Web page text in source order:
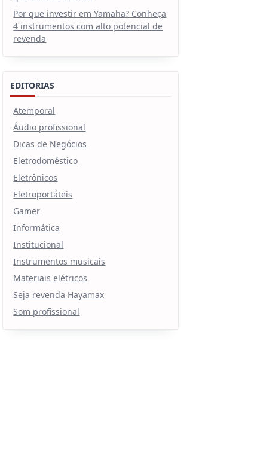
Por que investir em Yamaha? Conheça
4 instrumentos com alto potencial de
revenda
EDITORIAS
Atemporal
Áudio profissional
Dicas de Negócios
Eletrodoméstico
Eletrônicos
Eletroportáteis
Gamer
Informática
Institucional
Instrumentos musicais
Materiais elétricos
Seja revenda Hayamax
Som profissional